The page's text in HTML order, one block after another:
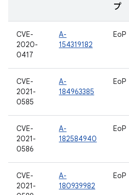
プ
CVE-
2020-
0417
A-
154319182
EoP
CVE-
2021-
0585
A-
184963385
EoP
CVE-
2021-
0586
A-
182584940
EoP
CVE-
2021-
A-
180939982
EoP